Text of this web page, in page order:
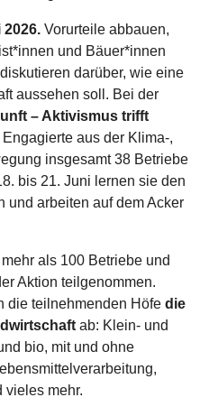
2026. Vorurteile abbauen,
und Bäuer*innen
darüber, wie eine
aussehen soll. Bei der
– Aktivismus trifft
aus der Klima-,
insgesamt 38 Betriebe
bis 21. Juni lernen sie den
und arbeiten auf dem Acker
als 100 Betriebe und
Aktion teilgenommen.
die teilnehmenden Höfe die
ab: Klein- und
bio, mit und ohne
vieles mehr.